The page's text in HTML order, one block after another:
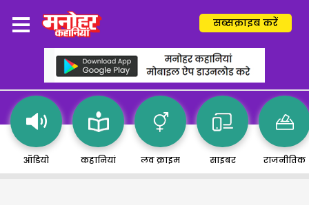
सब्सक्राइब करें
ऑडियो कहानियां लव क्राइम साइबर राजनीतिक